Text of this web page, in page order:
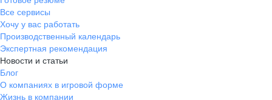
Все сервисы
Хочу у вас работать
Производственный календарь
Экспертная рекомендация
Новости и статьи
Блог
О компаниях в игровой форме
Жизнь в компании